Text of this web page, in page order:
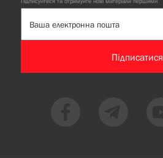
Підписатися